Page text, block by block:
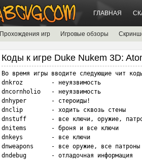
ГЛАВНАЯ
Прохождения игр Игровые обзоры
Коды к игре Duke Nukem 3D:
Во время игры вводите следующие чит
dnkroz        - неуязвимость
dncornholio   - неуязвимость
dnhyper       - стероиды!
dnclip        - ходить сквозь стены
dnstuff       - все ключи, оружие,
dnitems       - броня и все ключи
dnkeys        - все ключи
dnweapons     - все оружие, все патроны
dndebug       - отладочная информация